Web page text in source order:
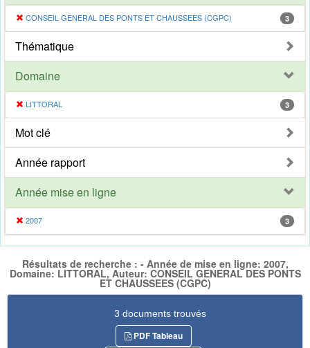
CONSEIL GENERAL DES PONTS ET CHAUSSEES (CGPC) 3
Thématique
Domaine
LITTORAL 3
Mot clé
Année rapport
Année mise en ligne
2007 3
Résultats de recherche : - Année de mise en ligne: 2007,
Domaine: LITTORAL, Auteur: CONSEIL GENERAL DES PONTS
ET CHAUSSEES (CGPC)
3 documents trouvés
PDF Tableau